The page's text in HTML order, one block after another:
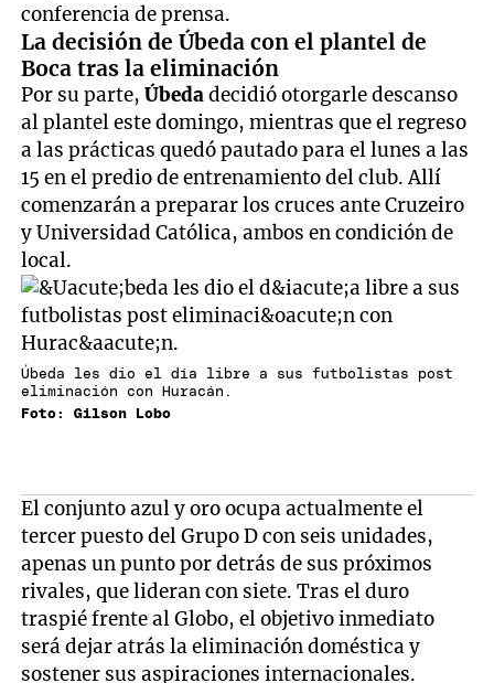
conferencia de prensa.
La decisión de Úbeda con el plantel de
Boca tras la eliminación
Por su parte,Úbedadecidió otorgarle descanso
al plantel este domingo, mientras que el regreso
a las prácticas quedó pautado para el lunes a las
15 en el predio de entrenamiento del club. Allí
comenzarán a preparar los cruces ante Cruzeiro
y Universidad Católica, ambos en condición de
local.
Úbeda les dio el día libre a sus futbolistas post
eliminación con Huracán.
Foto: Gilson Lobo
El conjunto azul y oro ocupa actualmente el
tercer puesto del Grupo D con seis unidades,
apenas un punto por detrás de sus próximos
rivales, que lideran con siete. Tras el duro
traspié frente al Globo, el objetivo inmediato
será dejar atrás la eliminación doméstica y
sostener sus aspiraciones internacionales.